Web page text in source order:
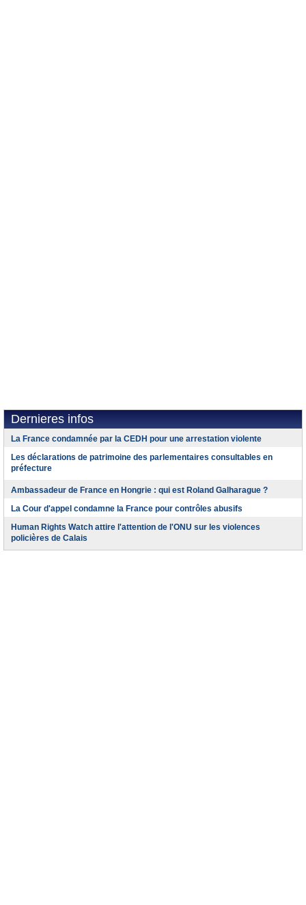
Dernieres infos
La France condamnée par la CEDH pour une arrestation violente
Les déclarations de patrimoine des parlementaires consultables en
préfecture
Ambassadeur de France en Hongrie : qui est Roland Galharague ?
La Cour d'appel condamne la France pour contrôles abusifs
Human Rights Watch attire l'attention de l'ONU sur les violences
policières de Calais